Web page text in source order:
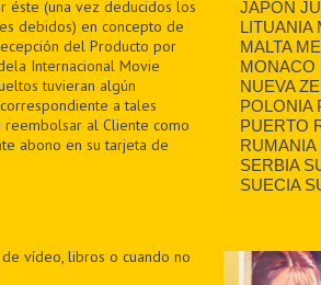
éste (una vez deducidos los
debidos) en concepto de
del Producto por
Internacional Movie
tuvieran algún
a tales
al Cliente como
abono en su tarjeta de
vídeo, libros o cuando no
JAPON
LITUANIA
MALTA
MONACO
NUEVA
POLONIA
PUERTO
RUMANIA
SERBIA
SUECIA